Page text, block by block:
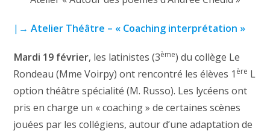
|→Atelier Théâtre – « Coaching interprétation »
Mardi 19 février, les latinistes (3ème) du collège Le
Rondeau (Mme Voirpy) ont rencontré les élèves 1 ère L
option théâtre spécialité (M. Russo). Les lycéens ont
pris en charge un « coaching » de certaines scènes
jouées par les collégiens, autour d’une adaptation de